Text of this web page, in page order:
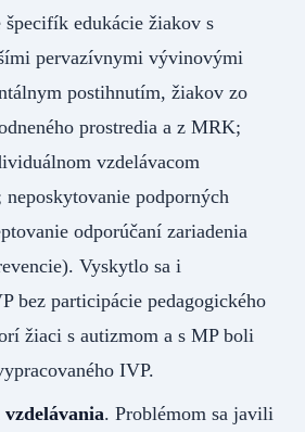
špecifík edukácie žiakov s
pervazívnymi vývinovými
postihnutím, žiakov zo
prostredia a z MRK;
vzdelávacom
podporných
odporúčaní zariadenia
Vyskytlo sa i
bez participácie pedagogického
žiaci s autizmom a s MP boli
IVP.
. Problémom sa javili